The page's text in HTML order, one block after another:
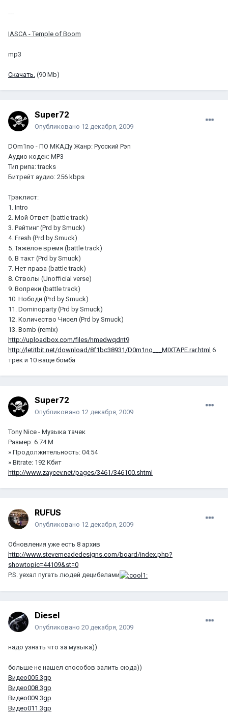
---
IASCA - Temple of Boom
mp3
Скачать. (90 Mb)
Super72
Опубликовано 12 декабря, 2009
DOm1no - ПО МКАДу Жанр: Русский Рэп
Аудио кодек: MP3
Тип рипа: tracks
Битрейт аудио: 256 kbps
Трэклист:
1. Intro
2. Мой Ответ (battle track)
3. Рейтинг (Prd by Smuck)
4. Fresh (Prd by Smuck)
5. Тяжёлое время (battle track)
6. В такт (Prd by Smuck)
7. Нет права (battle track)
8. Cтволы (Unofficial verse)
9. Вопреки (battle track)
10. Нободи (Prd by Smuck)
11. Dominoparty (Prd by Smuck)
12. Количество Чисел (Prd by Smuck)
13. Bomb (remix)
http://uploadbox.com/files/hmedwqdnt9
http://letitbit.net/download/8f1bc38931/D0m1no___MIXTAPE.rar.html 6
трек и 10 ваще бомба
Super72
Опубликовано 12 декабря, 2009
Tony Nice - Музыка тачек
Размер: 6.74 M
» Продолжительность: 04:54
» Bitrate: 192 Кбит
http://www.zaycev.net/pages/3461/346100.shtml
RUFUS
Опубликовано 12 декабря, 2009
Обновления уже есть 8 архив
http://www.stevemeadedesigns.com/board/index.php?
showtopic=44109&st=0
P.S. уехал пугать людей децибелами
Diesel
Опубликовано 20 декабря, 2009
надо узнать что за музыка))
больше не нашел способов залить сюда))
Видео005.3gp
Видео008.3gp
Видео009.3gp
Видео011.3gp